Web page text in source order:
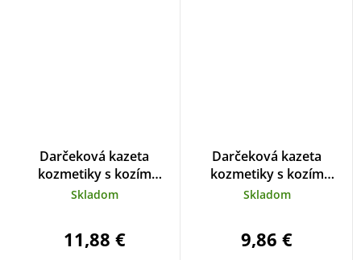
Darčeková kazeta
kozmetiky s kozím
mliekom
Skladom
11,88 €
Darčeková kazeta
kozmetiky s kozím
mliekom
Skladom
9,86 €